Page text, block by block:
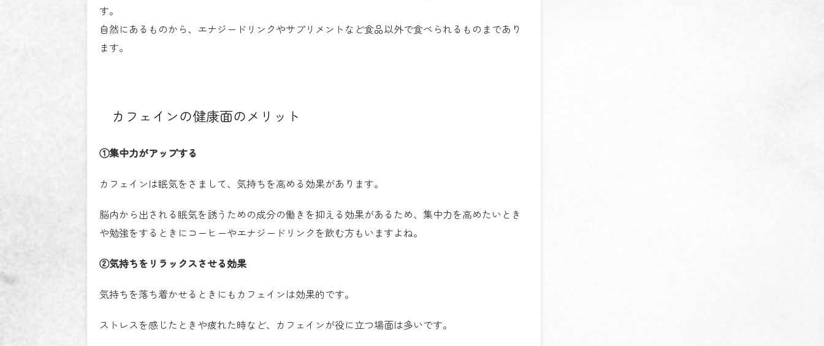
す。
自然にあるものから、エナジードリンクやサプリメントなど食品以外で食べられるものまであり
ます。
カフェインの健康面のメリット
①集中力がアップする
カフェインは眠気をさまして、気持ちを高める効果があります。
脳内から出される眠気を誘うための成分の働きを抑える効果があるため、集中力を高めたいとき
や勉強をするときにコーヒーやエナジードリンクを飲む方もいますよね。
②気持ちをリラックスさせる効果
気持ちを落ち着かせるときにもカフェインは効果的です。
ストレスを感じたときや疲れた時など、カフェインが役に立つ場面は多いです。